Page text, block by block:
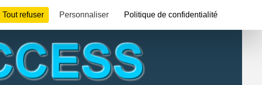
Tout refuser Personnaliser Politique de confidentialité